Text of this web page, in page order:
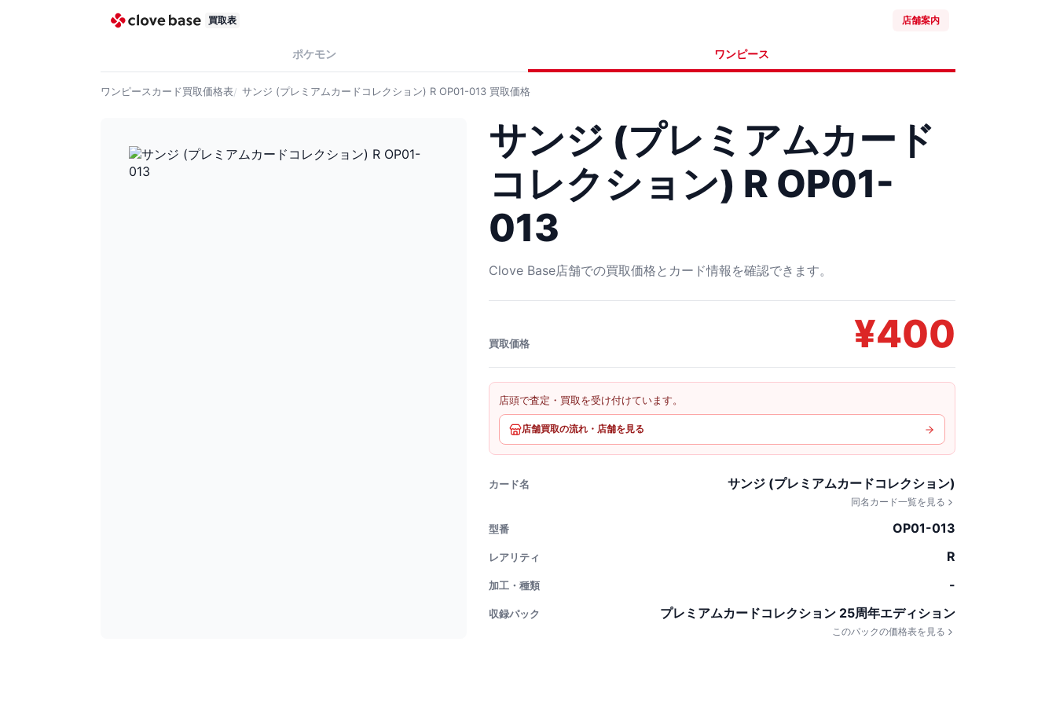
買取表 店舗案内
ポケモン ワンピース
ワンピースカード買取価格表 サンジ (プレミアムカードコレクション) R OP01-013 買取価格
サンジ (プレミアムカード
コレクション) R OP01-
013
Clove Base店舗での買取価格とカード情報を確認できます。
買取価格 ¥400
店頭で査定・買取を受け付けています。
店舗買取の流れ・店舗を見る
カード名 サンジ (プレミアムカードコレクション)
同名カード一覧を見る
型番 OP01-013
レアリティ R
加工・種類 -
収録パック プレミアムカードコレクション 25周年エディション
このパックの価格表を見る